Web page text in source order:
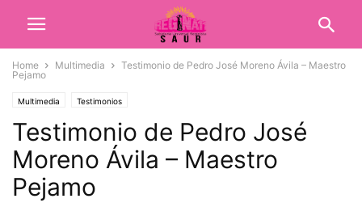
Home Multimedia
Testimonio de Pedro José Moreno Ávila – Maestro
Pejamo
Multimedia Testimonios
Testimonio de Pedro José
Moreno Ávila – Maestro
Pejamo